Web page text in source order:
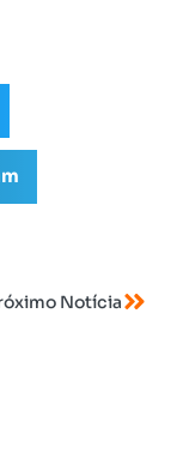
Notícia